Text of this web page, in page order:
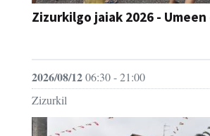
Zizurkilgo jaiak 2026 -
2026/08/1206:30 - 21:00
Zizurkil